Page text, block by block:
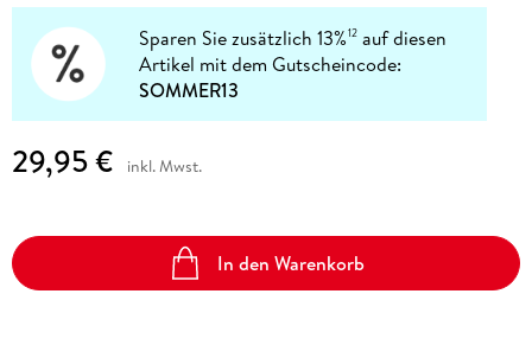
Sparen Sie zusätzlich 13%12 auf diesen
Artikel mit dem Gutscheincode:
SOMMER13
29,95 € inkl. Mwst.
In den Warenkorb